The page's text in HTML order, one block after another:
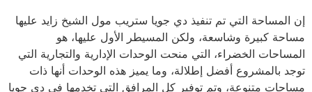
إن المساحة التي تم تنفيذ دي جويا ستريب مول الشيخ زايد عليها
مساحة كبيرة وشاسعة، ولكن المسيطر الأول عليها، هو
المساحات الخضراء، التي منحت الوحدات الإدارية والتجارية التي
توجد بالمشروع أفضل إطلالة، وما يميز هذه الوحدات أنها ذات
مساحات متنوعة، وتم توفير كل المرافق التي تخدمها في دي جويا